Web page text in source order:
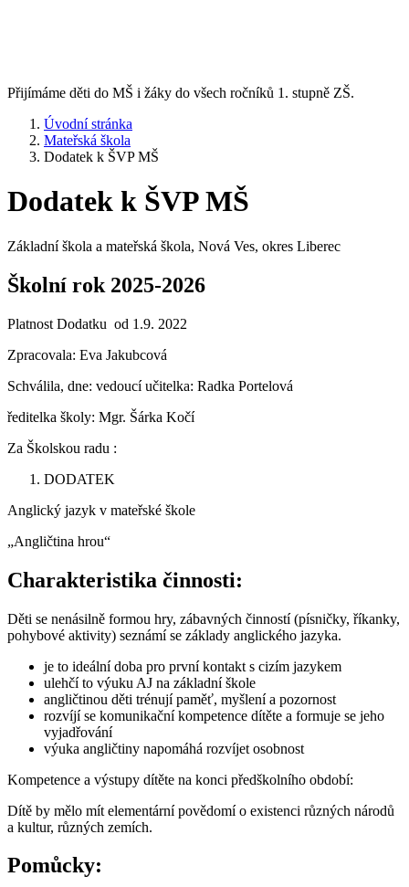
Přijímáme děti do MŠ i žáky do všech ročníků 1. stupně ZŠ.
Úvodní stránka
Mateřská škola
Dodatek k ŠVP MŠ
Dodatek k ŠVP MŠ
Základní škola a mateřská škola, Nová Ves, okres Liberec
Školní rok 2025-2026
Platnost Dodatku od 1.9. 2022
Zpracovala: Eva Jakubcová
Schválila, dne: vedoucí učitelka: Radka Portelová
ředitelka školy: Mgr. Šárka Kočí
Za Školskou radu :
DODATEK
Anglický jazyk v mateřské škole
„Angličtina hrou“
Charakteristika činnosti:
Děti se nenásilně formou hry, zábavných činností (písničky, říkanky,
pohybové aktivity) seznámí se základy anglického jazyka.
je to ideální doba pro první kontakt s cizím jazykem
ulehčí to výuku AJ na základní škole
angličtinou děti trénují paměť, myšlení a pozornost
rozvíjí se komunikační kompetence dítěte a formuje se jeho
vyjadřování
výuka angličtiny napomáhá rozvíjet osobnost
Kompetence a výstupy dítěte na konci předškolního období:
Dítě by mělo mít elementární povědomí o existenci různých národů
a kultur, různých zemích.
Pomůcky: